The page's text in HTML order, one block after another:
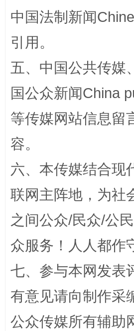
中国法制新闻
引用。
五、中国公共传媒
国公众新闻China
等传媒网站信息留
容。
六、本传媒结合现
联网主阵地，为社
之间公众/民众/公
众服务！人人都作
七、参与本网发表
有意见请向制作采
公众传媒所有辅助